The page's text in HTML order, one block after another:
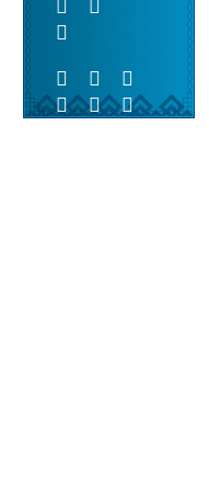
 